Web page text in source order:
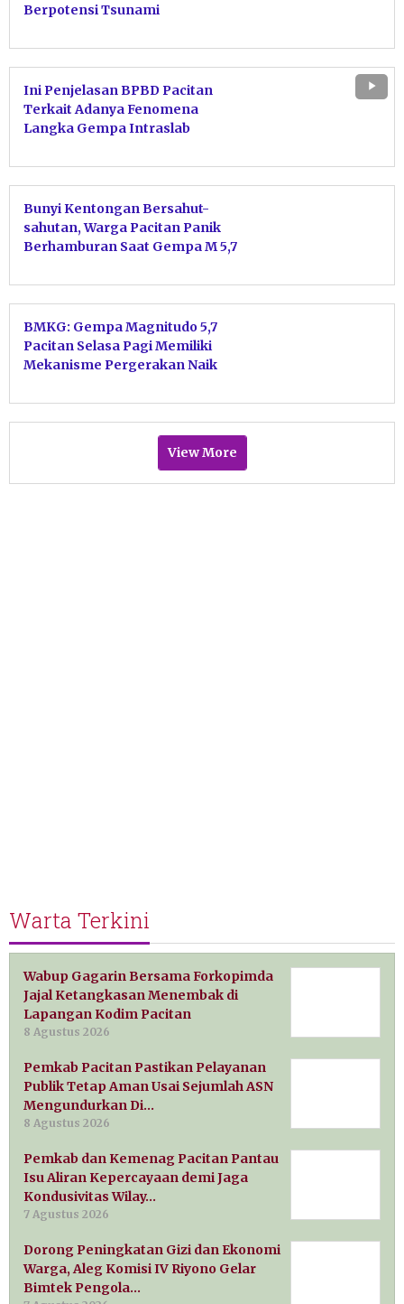
Berpotensi Tsunami
Ini Penjelasan BPBD Pacitan
Terkait Adanya Fenomena
Langka Gempa Intraslab
Bunyi Kentongan Bersahut-
sahutan, Warga Pacitan Panik
Berhamburan Saat Gempa M 5,7
BMKG: Gempa Magnitudo 5,7
Pacitan Selasa Pagi Memiliki
Mekanisme Pergerakan Naik
View More
Warta Terkini
Wabup Gagarin Bersama Forkopimda
Jajal Ketangkasan Menembak di
Lapangan Kodim Pacitan
8 Agustus 2026
Pemkab Pacitan Pastikan Pelayanan
Publik Tetap Aman Usai Sejumlah ASN
Mengundurkan Di…
8 Agustus 2026
Pemkab dan Kemenag Pacitan Pantau
Isu Aliran Kepercayaan demi Jaga
Kondusivitas Wilay…
7 Agustus 2026
Dorong Peningkatan Gizi dan Ekonomi
Warga, Aleg Komisi IV Riyono Gelar
Bimtek Pengola…